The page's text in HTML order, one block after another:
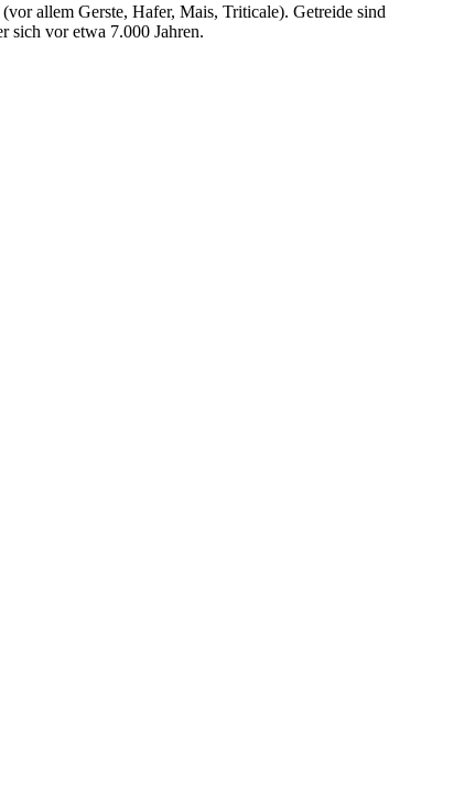
allem Gerste, Hafer, Mais, Triticale). Getreide sind
sich vor etwa 7.000 Jahren.